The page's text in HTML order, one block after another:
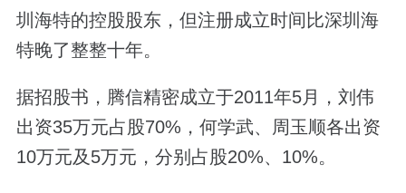
圳海特的控股股东，但注册成立时间比深圳海
特晚了整整十年。
据招股书，腾信精密成立于2011年5月，刘伟
出资35万元占股70%，何学武、周玉顺各出资
10万元及5万元，分别占股20%、10%。